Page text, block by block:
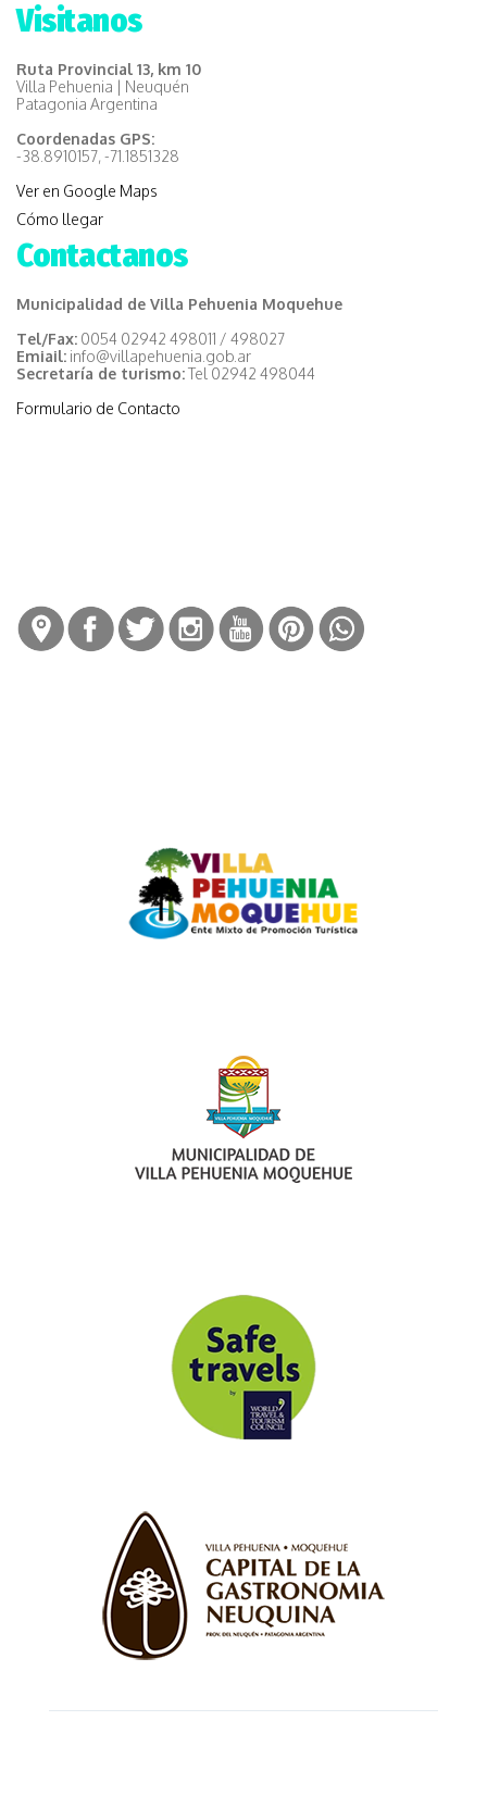
Visitanos
Ruta Provincial 13, km 10
Villa Pehuenia | Neuquén
Patagonia Argentina
Coordenadas GPS:
-38.8910157, -71.1851328
Ver en Google Maps
Cómo llegar
Contactanos
Municipalidad de Villa Pehuenia Moquehue
Tel/Fax: 0054 02942 498011 / 498027
Emiail: info@villapehuenia.gob.ar
Secretaría de turismo:Tel 02942 498044
Formulario de Contacto